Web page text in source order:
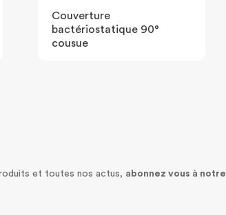
Couverture
bactériostatique 90°
cousue
et toutes nos actus, abonnez vous à